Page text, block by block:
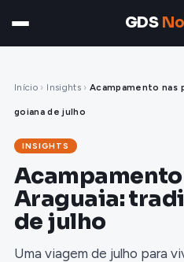
GDS
Início › Insights › Acampamento nas
goiana de julho
INSIGHTS
Araguaia:
de julho
Uma viagem de julho para